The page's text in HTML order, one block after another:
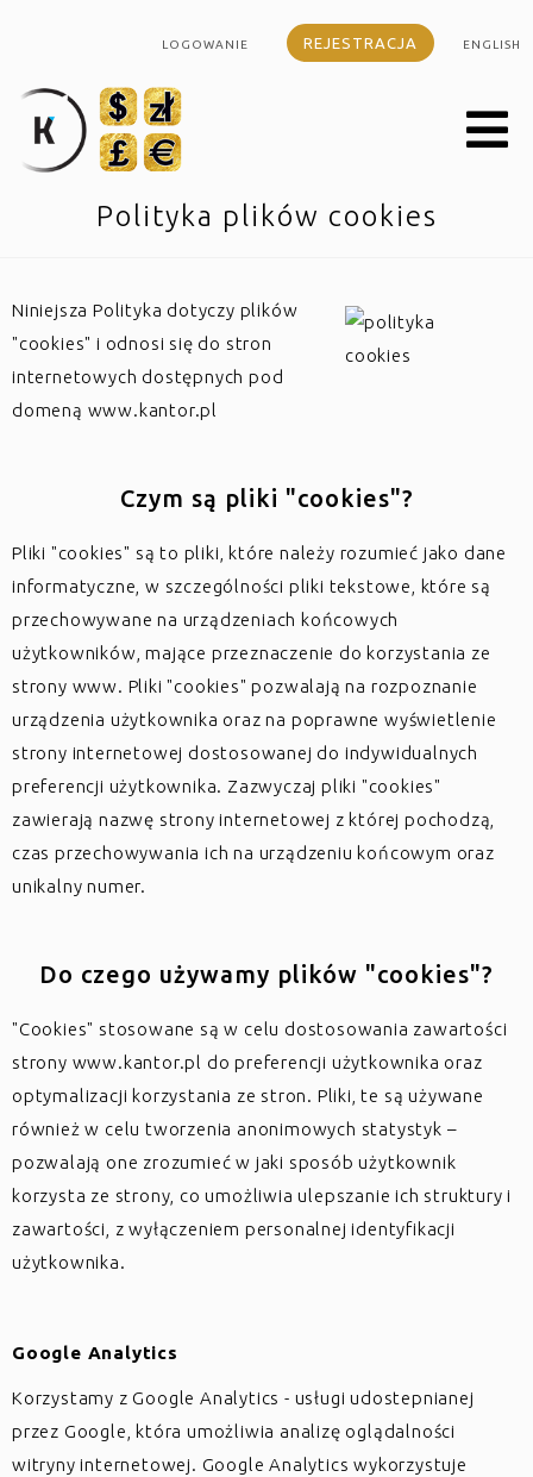
LOGOWANIE REJESTRACJA ENGLISH
Polityka plików cookies
Niniejsza Polityka dotyczy plików
"cookies" i odnosi się do stron
internetowych dostępnych pod
domeną www.kantor.pl
Czym są pliki "cookies"?
Pliki "cookies" są to pliki, które należy rozumieć jako dane
informatyczne, w szczególności pliki tekstowe, które są
przechowywane na urządzeniach końcowych
użytkowników, mające przeznaczenie do korzystania ze
strony www. Pliki "cookies" pozwalają na rozpoznanie
urządzenia użytkownika oraz na poprawne wyświetlenie
strony internetowej dostosowanej do indywidualnych
preferencji użytkownika. Zazwyczaj pliki "cookies"
zawierają nazwę strony internetowej z której pochodzą,
czas przechowywania ich na urządzeniu końcowym oraz
unikalny numer.
Do czego używamy plików "cookies"?
"Cookies" stosowane są w celu dostosowania zawartości
strony www.kantor.pl do preferencji użytkownika oraz
optymalizacji korzystania ze stron. Pliki, te są używane
również w celu tworzenia anonimowych statystyk –
pozwalają one zrozumieć w jaki sposób użytkownik
korzysta ze strony, co umożliwia ulepszanie ich struktury i
zawartości, z wyłączeniem personalnej identyfikacji
użytkownika.
Google Analytics
Korzystamy z Google Analytics - usługi udostepnianej
przez Google, która umożliwia analizę oglądalności
witryny internetowej. Google Analytics wykorzystuje